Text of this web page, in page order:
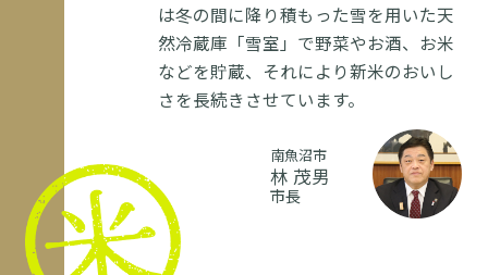
は冬の間に降り積もった雪を用いた天
然冷蔵庫「雪室」で野菜やお酒、お米
などを貯蔵、それにより新米のおいし
さを長続きさせています。
南魚沼市
林 茂男
市長